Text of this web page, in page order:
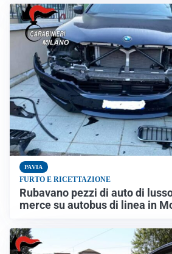
PAVIA
FURTO E RICETTAZIONE
Rubavano pezzi di auto di
merce su autobus di linea in